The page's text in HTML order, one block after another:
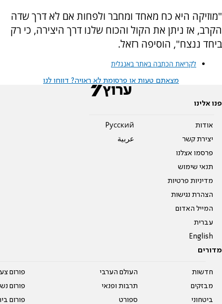
"מוזיקה היא כח מאחד ומחבר ולפחות אם לא דרך שדה
הקרב, אז ניתן את הקול והכוח שלנו דרך היצירה, כי רק
ביחד ננצח", הוסיפה רזאל.
לקריאת הכתבה באתר באנגלית
מצאתם טעות או פרסומת לא ראויה? דווחו לנו
פנו אלינו
אודות
יצירת קשר
פרסמו אצלנו
תנאי שימוש
מדיניות פרטיות
הצהרת נגישות
המייל האדום
עברית
English
Pусский
عربية
מדורים
חדשות
מבזקים
ביטחוני
העולם הערבי
תרבות ופנאי
ספורט
פורום
פורום
פורום